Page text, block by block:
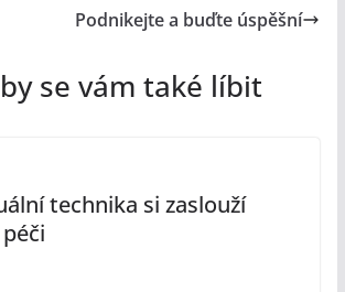
Podnikejte a buďte úspěšní
se vám také líbit
technika si zaslouží